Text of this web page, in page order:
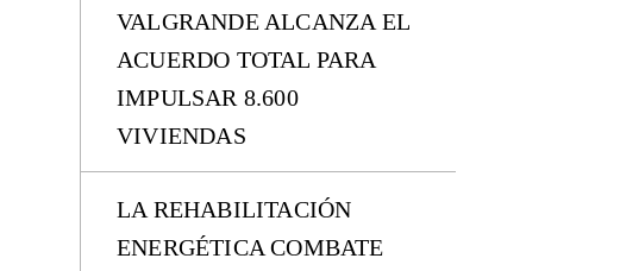
VALGRANDE ALCANZA EL
ACUERDO TOTAL PARA
IMPULSAR 8.600
VIVIENDAS
LA REHABILITACIÓN
ENERGÉTICA COMBATE